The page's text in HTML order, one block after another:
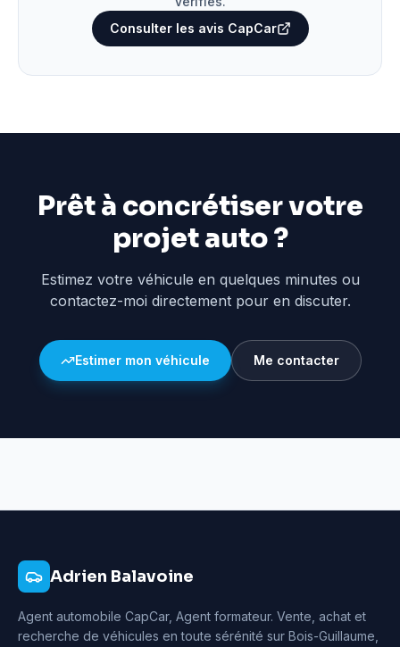
Consulter les avis CapCar
Prêt à concrétiser votre
projet auto ?
Estimez votre véhicule en quelques minutes ou
contactez-moi directement pour en discuter.
Estimer mon véhicule Me contacter
Adrien Balavoine
Agent automobile CapCar, Agent formateur. Vente, achat et
recherche de véhicules en toute sérénité sur Bois-Guillaume,